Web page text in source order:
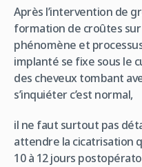
Après l’intervention de
formation de croûtes sur
phénomène et
implanté se fixe sous le
des cheveux tombant
s’inquiéter c’est normal,
il ne faut surtout pas
attendre la cicatrisation
10 à 12 jours